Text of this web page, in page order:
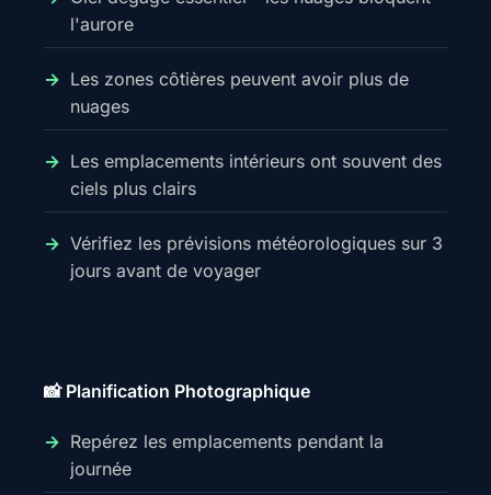
l'aurore
Les zones côtières peuvent avoir plus de
nuages
Les emplacements intérieurs ont souvent des
ciels plus clairs
Vérifiez les prévisions météorologiques sur 3
jours avant de voyager
📸 Planification Photographique
Repérez les emplacements pendant la
journée